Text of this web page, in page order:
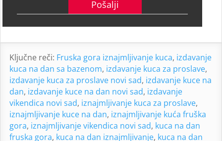
Ključne reči: Fruska gora iznajmljivanje kuca, izdavanje
kuca na dan sa bazenom, izdavanje kuca za proslave,
izdavanje kuca za proslave novi sad, izdavanje kuce na
dan, izdavanje kuce na dan novi sad, izdavanje
vikendica novi sad, iznajmljivanje kuca za proslave,
iznajmljivanje kuce na dan, iznajmljivanje kuća fruška
gora, iznajmljivanje vikendica novi sad, kuca na dan
fruska gora, kuca na dan iznajmljivanje, kuca na dan